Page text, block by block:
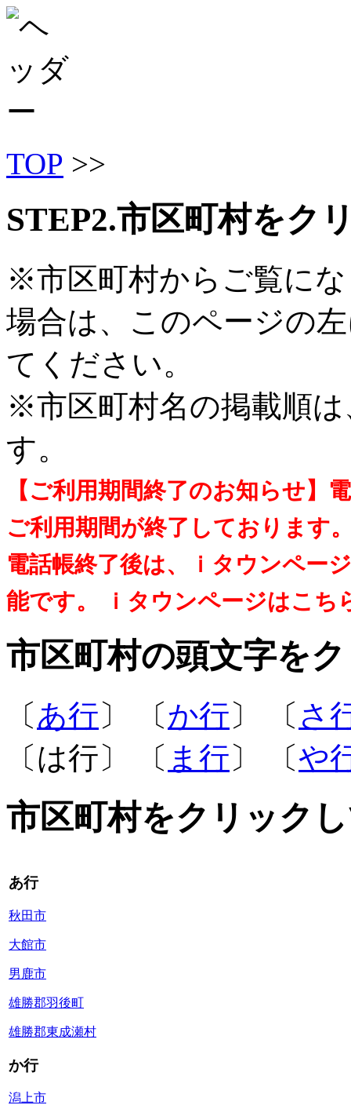
TOP >>
STEP2.市区町村をク
※市区町村からご覧に
場合は、このページの
てください。
※市区町村名の掲載順
す。
【ご利用期間終了のお知らせ】
ご利用期間が終了しております
電話帳終了後は、ｉタウンペー
能です。 ｉタウンページはこ
市区町村の頭文字を
〔 あ行〕 〔か行〕 〔 さ
〔は行〕 〔 ま行〕 〔や
市区町村をクリック
あ行
秋田市
大館市
男鹿市
雄勝郡羽後町
雄勝郡東成瀬村
か行
潟上市